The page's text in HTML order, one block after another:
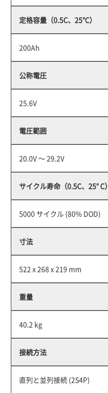
定格容量（0.5C、25℃）
200Ah
公称電圧
25.6V
電圧範囲
20.0V ～ 29.2V
サイクル寿命（0.5C、25° C）
5000 サイクル (80% DOD)
寸法
522 x 268 x 219 mm
重量
40.2 kg
接続方法
直列と並列接続 (2S4P)